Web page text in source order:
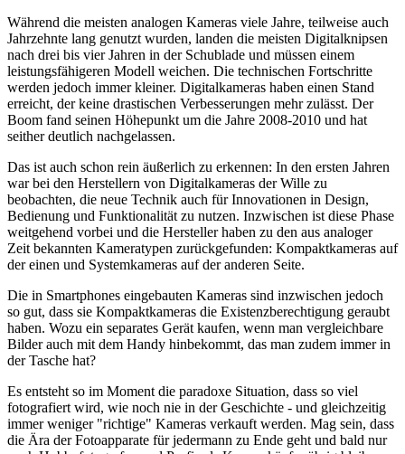
Während die meisten analogen Kameras viele Jahre, teilweise auch
Jahrzehnte lang genutzt wurden, landen die meisten Digitalknipsen
nach drei bis vier Jahren in der Schublade und müssen einem
leistungsfähigeren Modell weichen. Die technischen Fortschritte
werden jedoch immer kleiner. Digitalkameras haben einen Stand
erreicht, der keine drastischen Verbesserungen mehr zulässt. Der
Boom fand seinen Höhepunkt um die Jahre 2008-2010 und hat
seither deutlich nachgelassen.
Das ist auch schon rein äußerlich zu erkennen: In den ersten Jahren
war bei den Herstellern von Digitalkameras der Wille zu
beobachten, die neue Technik auch für Innovationen in Design,
Bedienung und Funktionalität zu nutzen. Inzwischen ist diese Phase
weitgehend vorbei und die Hersteller haben zu den aus analoger
Zeit bekannten Kameratypen zurückgefunden: Kompaktkameras auf
der einen und Systemkameras auf der anderen Seite.
Die in Smartphones eingebauten Kameras sind inzwischen jedoch
so gut, dass sie Kompaktkameras die Existenzberechtigung geraubt
haben. Wozu ein separates Gerät kaufen, wenn man vergleichbare
Bilder auch mit dem Handy hinbekommt, das man zudem immer in
der Tasche hat?
Es entsteht so im Moment die paradoxe Situation, dass so viel
fotografiert wird, wie noch nie in der Geschichte - und gleichzeitig
immer weniger "richtige" Kameras verkauft werden. Mag sein, dass
die Ära der Fotoapparate für jedermann zu Ende geht und bald nur